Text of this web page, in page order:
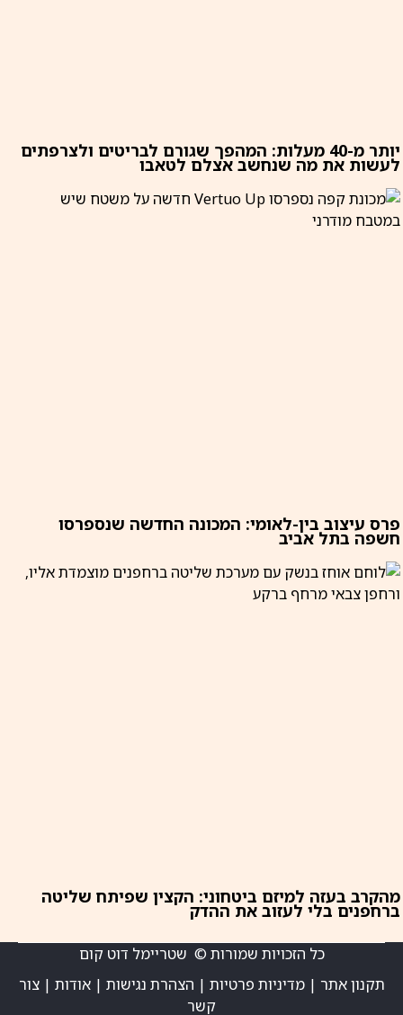
יותר מ-40 מעלות: המהפך שגורם לבריטים ולצרפתים
לעשות את מה שנחשב אצלם לטאבו
פרס עיצוב בין-לאומי: המכונה החדשה שנספרסו
חשפה בתל אביב
מהקרב בעזה למיזם ביטחוני: הקצין שפיתח שליטה
ברחפנים בלי לעזוב את ההדק
כל הזכויות שמורות © שטריימל דוט קום
תקנון אתר |מדיניות פרטיות | הצהרת נגישות |אודות |צור
קשר